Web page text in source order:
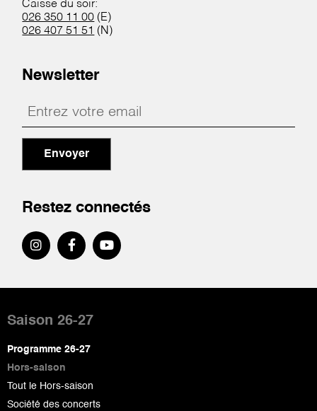
Caisse du soir:
026 350 11 00 (E)
026 407 51 51 (N)
Newsletter
Envoyer
Restez connectés
de
page
Saison 26-27
Programme 26-27
Hors-saison
Tout le Hors-saison
Société des concerts